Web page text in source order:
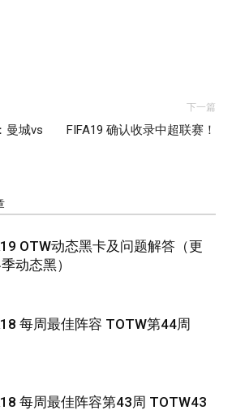
曼城vs
下一篇
FIFA19 确认收录中超联赛！
OTW动态黑卡及问题解答（更
动态黑）
每周最佳阵容 TOTW第44周
每周最佳阵容第43周 TOTW43